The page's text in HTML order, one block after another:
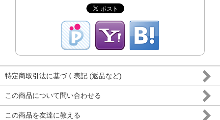
特定商取引法に基づく表記 (返品など)
この商品について問い合わせる
この商品を友達に教える